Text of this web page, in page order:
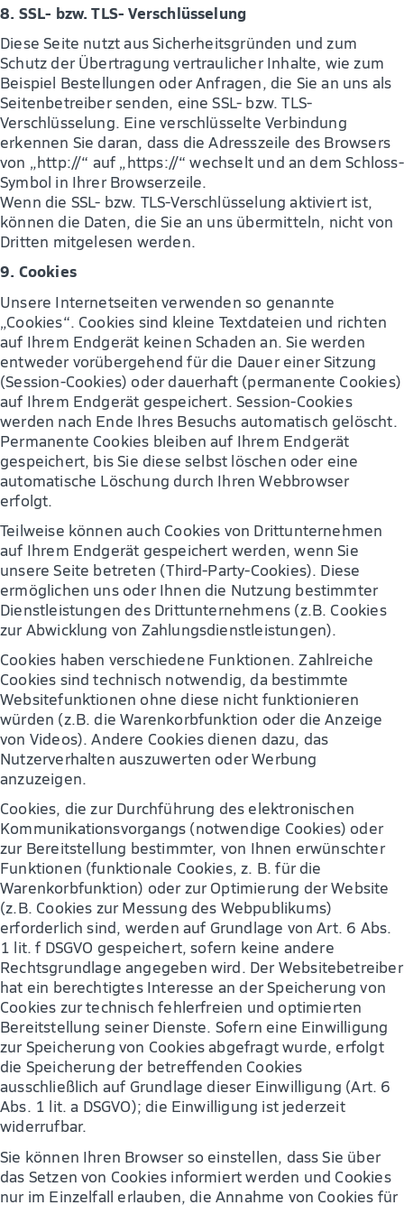
8. SSL- bzw. TLS- Verschlüsselung
Diese Seite nutzt aus Sicherheitsgründen und zum
Schutz der Übertragung vertraulicher Inhalte, wie zum
Beispiel Bestellungen oder Anfragen, die Sie an uns als
Seitenbetreiber senden, eine SSL- bzw. TLS-
Verschlüsselung. Eine verschlüsselte Verbindung
erkennen Sie daran, dass die Adresszeile des Browsers
von „http://“ auf „https://“ wechselt und an dem Schloss-
Symbol in Ihrer Browserzeile.
Wenn die SSL- bzw. TLS-Verschlüsselung aktiviert ist,
können die Daten, die Sie an uns übermitteln, nicht von
Dritten mitgelesen werden.
9. Cookies
Unsere Internetseiten verwenden so genannte
„Cookies“. Cookies sind kleine Textdateien und richten
auf Ihrem Endgerät keinen Schaden an. Sie werden
entweder vorübergehend für die Dauer einer Sitzung
(Session-Cookies) oder dauerhaft (permanente Cookies)
auf Ihrem Endgerät gespeichert. Session-Cookies
werden nach Ende Ihres Besuchs automatisch gelöscht.
Permanente Cookies bleiben auf Ihrem Endgerät
gespeichert, bis Sie diese selbst löschen oder eine
automatische Löschung durch Ihren Webbrowser
erfolgt.
Teilweise können auch Cookies von Drittunternehmen
auf Ihrem Endgerät gespeichert werden, wenn Sie
unsere Seite betreten (Third-Party-Cookies). Diese
ermöglichen uns oder Ihnen die Nutzung bestimmter
Dienstleistungen des Drittunternehmens (z.B. Cookies
zur Abwicklung von Zahlungsdienstleistungen).
Cookies haben verschiedene Funktionen. Zahlreiche
Cookies sind technisch notwendig, da bestimmte
Websitefunktionen ohne diese nicht funktionieren
würden (z.B. die Warenkorbfunktion oder die Anzeige
von Videos). Andere Cookies dienen dazu, das
Nutzerverhalten auszuwerten oder Werbung
anzuzeigen.
Cookies, die zur Durchführung des elektronischen
Kommunikationsvorgangs (notwendige Cookies) oder
zur Bereitstellung bestimmter, von Ihnen erwünschter
Funktionen (funktionale Cookies, z. B. für die
Warenkorbfunktion) oder zur Optimierung der Website
(z.B. Cookies zur Messung des Webpublikums)
erforderlich sind, werden auf Grundlage von Art. 6 Abs.
1 lit. f DSGVO gespeichert, sofern keine andere
Rechtsgrundlage angegeben wird. Der Websitebetreiber
hat ein berechtigtes Interesse an der Speicherung von
Cookies zur technisch fehlerfreien und optimierten
Bereitstellung seiner Dienste. Sofern eine Einwilligung
zur Speicherung von Cookies abgefragt wurde, erfolgt
die Speicherung der betreffenden Cookies
ausschließlich auf Grundlage dieser Einwilligung (Art. 6
Abs. 1 lit. a DSGVO); die Einwilligung ist jederzeit
widerrufbar.
Sie können Ihren Browser so einstellen, dass Sie über
das Setzen von Cookies informiert werden und Cookies
nur im Einzelfall erlauben, die Annahme von Cookies für